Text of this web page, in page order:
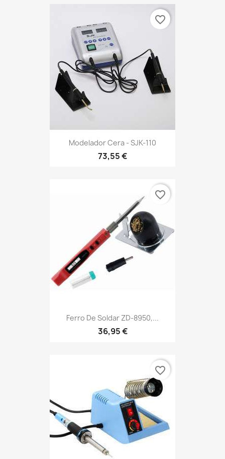
Modelador Cera - SJK-110
73,55 €
favorite_border
Ferro De Soldar ZD-8950,...
36,95 €
favorite_border
favorite_border